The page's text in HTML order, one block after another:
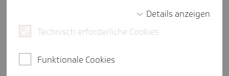
Ja. Wir interessieren uns sehr dafür.
Allerdings brauchen Sie uns diese nicht
Details anzeigen
Technisch erforderliche Cookies
Funktionale Cookies